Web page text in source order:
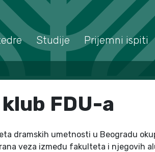
Studije Prijemni ispiti
FDU-a
dramskih umetnosti u Beogradu
veza između fakulteta i njegovih